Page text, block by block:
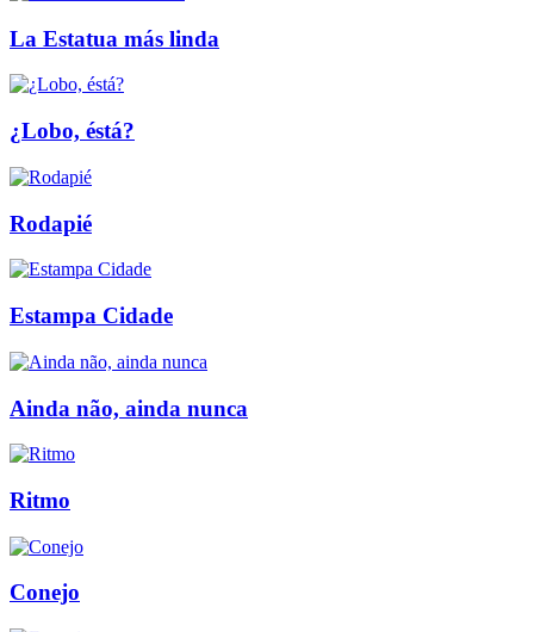
La Estatua más linda
¿Lobo, éstá?
Rodapié
Estampa Cidade
Ainda não, ainda nunca
Ritmo
Conejo